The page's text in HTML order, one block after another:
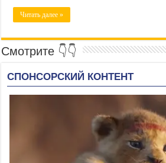
Читать далее »
Смотрите 👇👇